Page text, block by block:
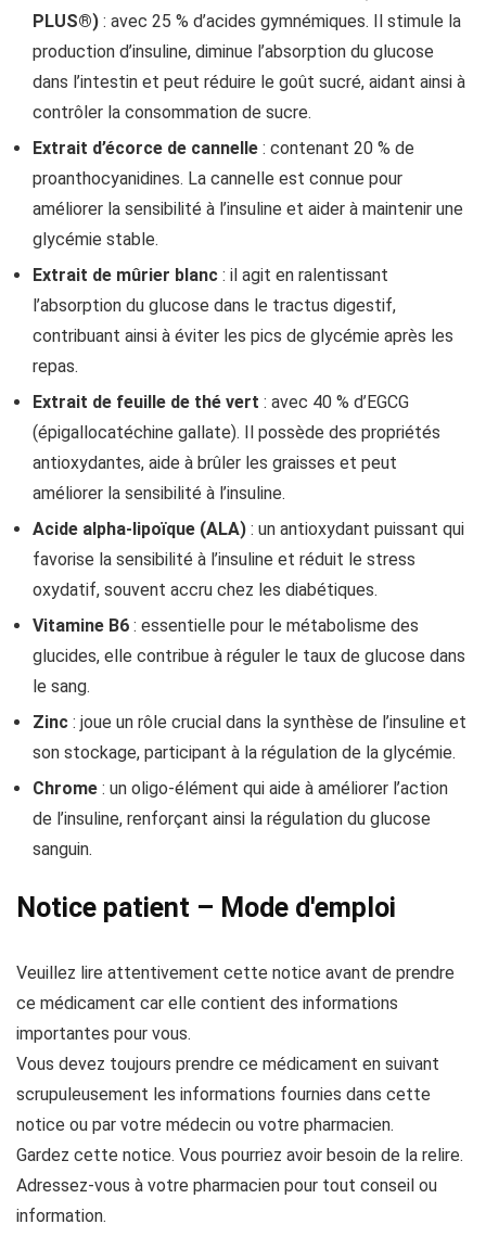
PLUS®) : avec 25 % d’acides gymnémiques. Il stimule la
production d’insuline, diminue l’absorption du glucose
dans l’intestin et peut réduire le goût sucré, aidant ainsi à
contrôler la consommation de sucre.
Extrait d’écorce de cannelle : contenant 20 % de
proanthocyanidines. La cannelle est connue pour
améliorer la sensibilité à l’insuline et aider à maintenir une
glycémie stable.
Extrait de mûrier blanc : il agit en ralentissant
l’absorption du glucose dans le tractus digestif,
contribuant ainsi à éviter les pics de glycémie après les
repas.
Extrait de feuille de thé vert : avec 40 % d’EGCG
(épigallocatéchine gallate). Il possède des propriétés
antioxydantes, aide à brûler les graisses et peut
améliorer la sensibilité à l’insuline.
Acide alpha-lipoïque (ALA) : un antioxydant puissant qui
favorise la sensibilité à l’insuline et réduit le stress
oxydatif, souvent accru chez les diabétiques.
Vitamine B6 : essentielle pour le métabolisme des
glucides, elle contribue à réguler le taux de glucose dans
le sang.
Zinc : joue un rôle crucial dans la synthèse de l’insuline et
son stockage, participant à la régulation de la glycémie.
Chrome : un oligo-élément qui aide à améliorer l’action
de l’insuline, renforçant ainsi la régulation du glucose
sanguin.
Notice patient – Mode d'emploi
Veuillez lire attentivement cette notice avant de prendre
ce médicament car elle contient des informations
importantes pour vous.
Vous devez toujours prendre ce médicament en suivant
scrupuleusement les informations fournies dans cette
notice ou par votre médecin ou votre pharmacien.
Gardez cette notice. Vous pourriez avoir besoin de la relire.
Adressez-vous à votre pharmacien pour tout conseil ou
information.